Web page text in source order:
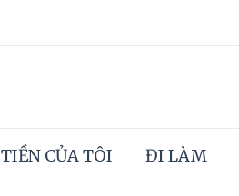
TIỀN CỦA TÔI ĐI LÀM